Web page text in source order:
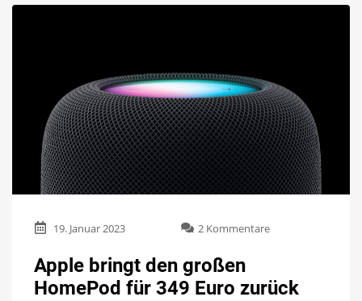
19. Januar 2023 2 Kommentarezu
großen
Apple bringt den großen
HomePod für 349 Euro zurück